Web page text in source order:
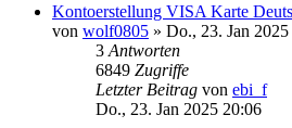
Kontoerstellung VISA Karte
von wolf0805 » Do., 23. Jan 2025
3 Antworten
6849 Zugriffe
Letzter Beitrag von ebi_f
Do., 23. Jan 2025 20:06